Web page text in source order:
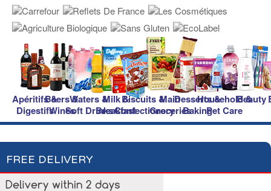
Apéritifs &
Digestifs
Beers &
Wines
Waters &
Soft Drinks
Milk &
Breakfast
Biscuits &
Confectionery
Main
Groceries
Desserts &
Baking
Household &
Pet Care
Beauty
FREE DELIVERY